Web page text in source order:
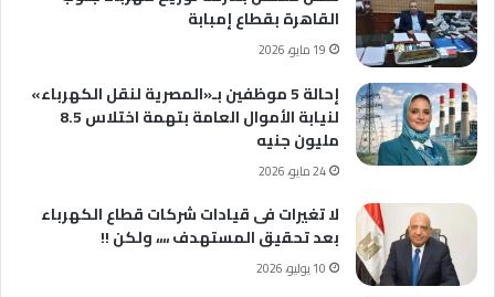
القاهرة بقطاع إمبابة
19 مايو، 2026
إحالة 5 موظفين بـ«المصرية لنقل الكهرباء»
لنيابة الأموال العامة بتهمة اختلاس 8.5
مليون جنيه
24 مايو، 2026
لا تغيرات فى قيادات شركات قطاع الكهرباء
بعد تحقيق المستهدف ،،،، ولكن !!
10 يوليو، 2026